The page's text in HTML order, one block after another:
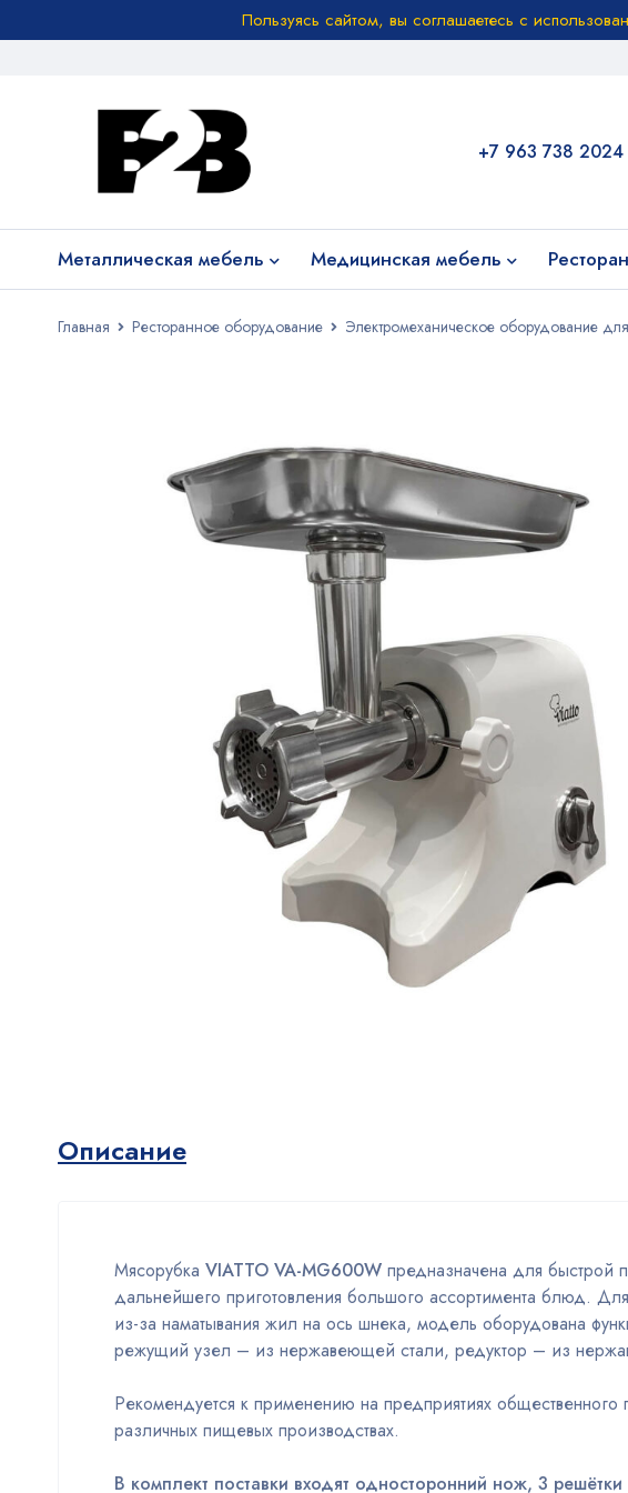
Пользуясь сайтом, вы соглашаетесь с
+7 963 738 2024
Металлическая мебель Медицинская мебель
Главная Ресторанное оборудование Электромеханическое оборудование
Описание
Мясорубка VIATTO VA-MG600W предназначена для быстрой
дальнейшего приготовления большого ассортимента блюд.
из-за наматывания жил на ось шнека, модель оборудована
режущий узел – из нержавеющей стали, редуктор – из
Рекомендуется к применению на предприятиях общественного
различных пищевых производствах.
В комплект поставки входят односторонний нож, 3